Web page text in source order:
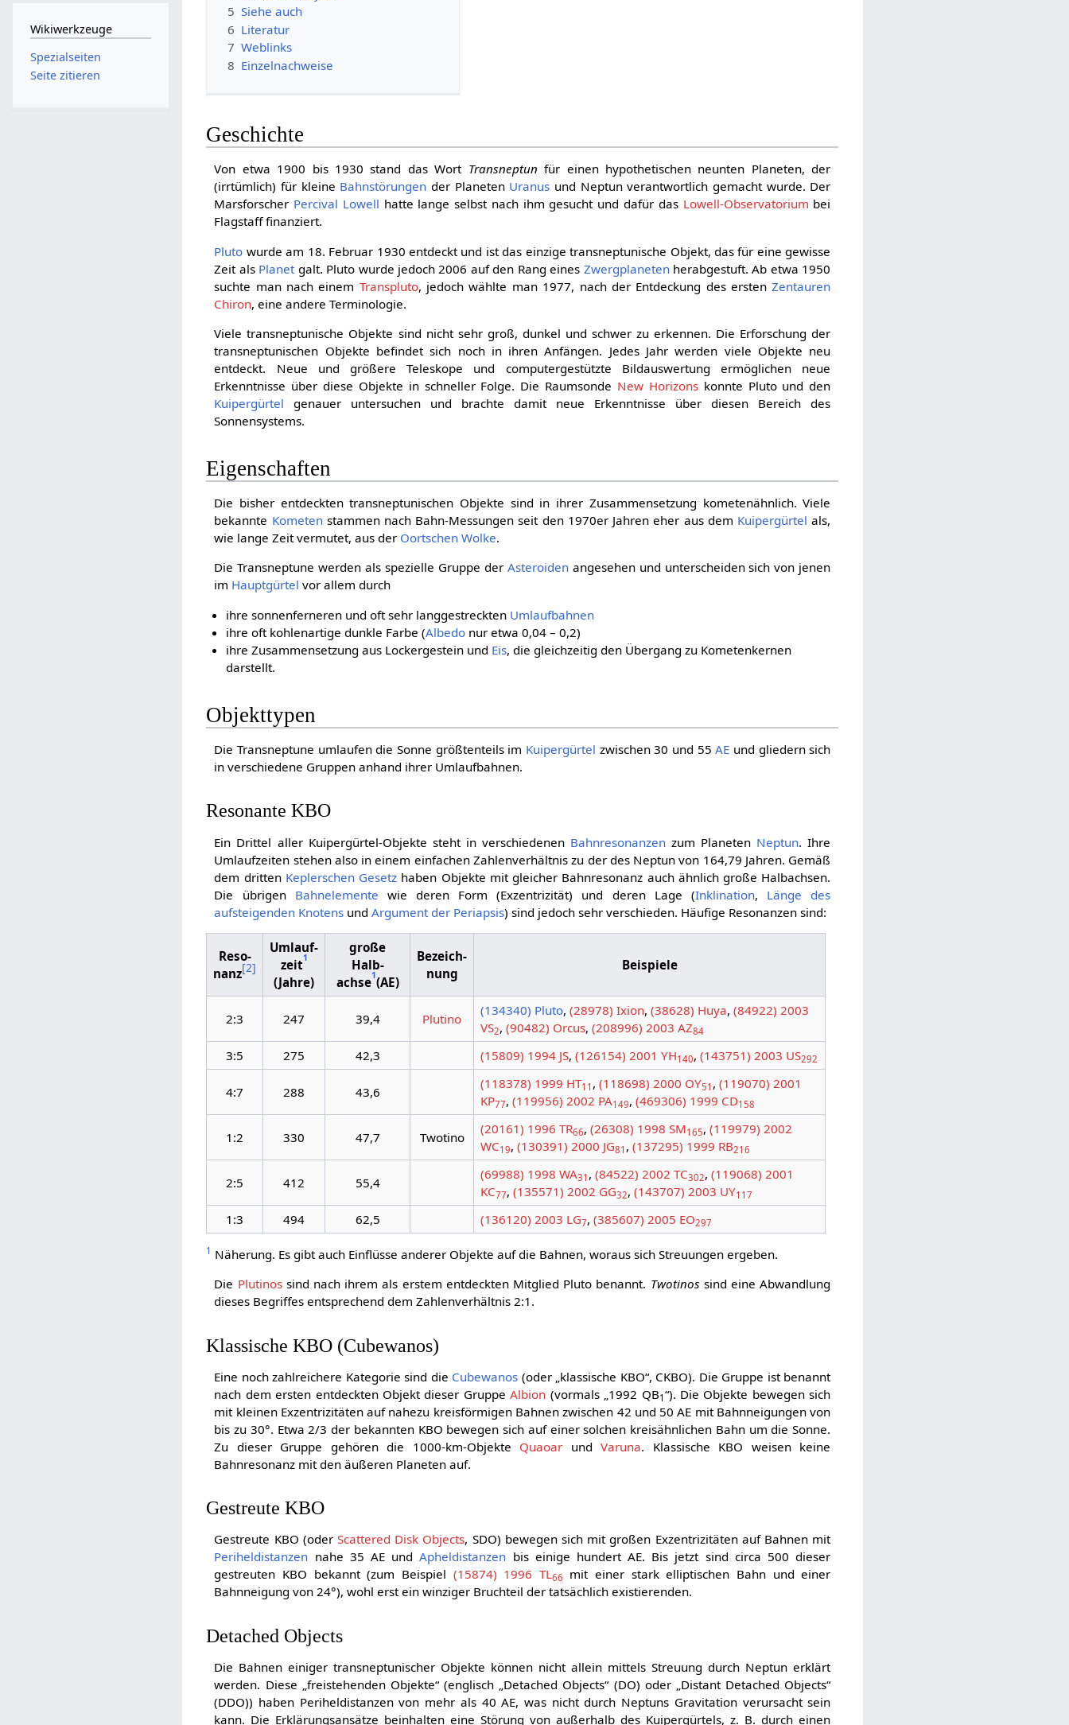
5 Siehe auch
6 Literatur
7 Weblinks
8 Einzelnachweise
Geschichte
Von etwa 1900 bis 1930 stand das Wort Transneptun für einen hypothetischen neunten Planeten, der
(irrtümlich) für kleine Bahnstörungen der Planeten Uranus und Neptun verantwortlich gemacht wurde. Der
Marsforscher Percival Lowell hatte lange selbst nach ihm gesucht und dafür das Lowell-Observatorium bei
Flagstaff finanziert.
Pluto wurde am 18. Februar 1930 entdeckt und ist das einzige transneptunische Objekt, das für eine gewisse
Zeit als Planet galt. Pluto wurde jedoch 2006 auf den Rang eines Zwergplanetenherabgestuft. Ab etwa 1950
suchte man nach einem Transpluto, jedoch wählte man 1977, nach der Entdeckung des erstenZentauren
Chiron, eine andere Terminologie.
Viele transneptunische Objekte sind nicht sehr groß, dunkel und schwer zu erkennen. Die Erforschung der
transneptunischen Objekte befindet sich noch in ihren Anfängen. Jedes Jahr werden viele Objekte neu
entdeckt. Neue und größere Teleskope und computergestützte Bildauswertung ermöglichen neue
Erkenntnisse über diese Objekte in schneller Folge. Die Raumsonde New Horizonskonnte Pluto und den
Kuipergürtel genauer untersuchen und brachte damit neue Erkenntnisse über diesen Bereich des
Sonnensystems.
Eigenschaften
Die bisher entdeckten transneptunischen Objekte sind in ihrer Zusammensetzung kometenähnlich. Viele
bekannte Kometenstammen nach Bahn-Messungen seit den 1970er Jahren eher aus dem Kuipergürtel als,
wie lange Zeit vermutet, aus der Oortschen Wolke.
Die Transneptune werden als spezielle Gruppe der Asteroidenangesehen und unterscheiden sich von jenen
im Hauptgürtel vor allem durch
ihre sonnenferneren und oft sehr langgestreckten Umlaufbahnen
ihre oft kohlenartige dunkle Farbe (Albedonur etwa 0,04 – 0,2)
ihre Zusammensetzung aus Lockergestein und Eis, die gleichzeitig den Übergang zu Kometenkernen
darstellt.
Objekttypen
Die Transneptune umlaufen die Sonne größtenteils im Kuipergürtel zwischen 30 und 55AE und gliedern sich
in verschiedene Gruppen anhand ihrer Umlaufbahnen.
Resonante KBO
Ein Drittel aller Kuipergürtel-Objekte steht in verschiedenen Bahnresonanzenzum Planeten Neptun. Ihre
Umlaufzeiten stehen also in einem einfachen Zahlenverhältnis zu der des Neptun von 164,79 Jahren. Gemäß
dem dritten Keplerschen Gesetz haben Objekte mit gleicher Bahnresonanz auch ähnlich große Halbachsen.
Die übrigen Bahnelemente wie deren Form (Exzentrizität) und deren Lage (Inklination, Länge des
aufsteigenden Knotens undArgument der Periapsis) sind jedoch sehr verschieden. Häufige Resonanzen sind:
Reso­
nanz[2]
Umlauf­
zeit1
(Jahre)
große
Halb­
achse1(AE)
Bezeich­
nung
Beispiele
2:3 247 39,4 Plutino
(134340) Pluto, (28978) Ixion, (38628) Huya, (84922) 2003
VS2, (90482) Orcus, (208996) 2003 AZ84
3:5 275 42,3 (15809) 1994 JS, (126154) 2001 YH140, (143751) 2003 US292
4:7 288 43,6
(118378) 1999 HT11 , (118698) 2000 OY51 , (119070) 2001
KP77, (119956) 2002 PA149, (469306) 1999 CD158
1:2 330 47,7 Twotino
(20161) 1996 TR66, (26308) 1998 SM165, (119979) 2002
WC19, (130391) 2000 JG81 , (137295) 1999 RB216
2:5 412 55,4
(69988) 1998 WA31 , (84522) 2002 TC302, (119068) 2001
KC77, (135571) 2002 GG32, (143707) 2003 UY117
1:3 494 62,5 (136120) 2003 LG7, (385607) 2005 EO297
1 Näherung. Es gibt auch Einflüsse anderer Objekte auf die Bahnen, woraus sich Streuungen ergeben.
Die Plutinossind nach ihrem als erstem entdeckten Mitglied Pluto benannt. Twotinos sind eine Abwandlung
dieses Begriffes entsprechend dem Zahlenverhältnis 2:1.
Klassische KBO (Cubewanos)
Eine noch zahlreichere Kategorie sind die Cubewanos (oder „klassische KBO“, CKBO). Die Gruppe ist benannt
nach dem ersten entdeckten Objekt dieser GruppeAlbion (vormals „1992 QB1 “). Die Objekte bewegen sich
mit kleinen Exzentrizitäten auf nahezu kreisförmigen Bahnen zwischen 42 und 50 AE mit Bahnneigungen von
bis zu 30°. Etwa 2/3 der bekannten KBO bewegen sich auf einer solchen kreisähnlichen Bahn um die Sonne.
Zu dieser Gruppe gehören die 1000-km-Objekte Quaoar undVaruna. Klassische KBO weisen keine
Bahnresonanz mit den äußeren Planeten auf.
Gestreute KBO
Gestreute KBO (oder Scattered Disk Objects, SDO) bewegen sich mit großen Exzentrizitäten auf Bahnen mit
Periheldistanzen nahe 35 AE undApheldistanzen bis einige hundert AE. Bis jetzt sind circa 500 dieser
gestreuten KBO bekannt (zum Beispiel (15874) 1996 TL66
mit einer stark elliptischen Bahn und einer
Bahnneigung von 24°), wohl erst ein winziger Bruchteil der tatsächlich existierenden.
Detached Objects
Die Bahnen einiger transneptunischer Objekte können nicht allein mittels Streuung durch Neptun erklärt
werden. Diese „freistehenden Objekte“ (englisch „Detached Objects“ (DO) oder „Distant Detached Objects“
(DDO)) haben Periheldistanzen von mehr als 40 AE, was nicht durch Neptuns Gravitation verursacht sein
kann. Die Erklärungsansätze beinhalten eine Störung von außerhalb des Kuipergürtels, z. B. durch einen
Wikiwerkzeuge
Spezialseiten
Seite zitieren